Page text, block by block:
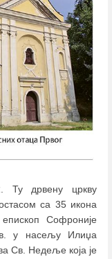
Ту дрвену цркву
са 35 икона
Софроније
у насељу Илиџа
Св. Недеље која је